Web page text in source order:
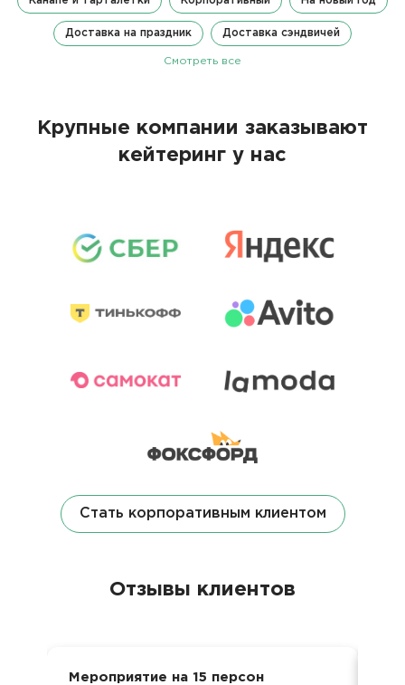
Доставка на праздник Доставка сэндвичей
Смотреть все
Крупные компании заказывают
кейтеринг у нас
Стать корпоративным клиентом
Отзывы клиентов
Мероприятие на 15 персон